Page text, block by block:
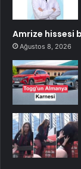
Amrize hissesi
Ağustos 8, 2026